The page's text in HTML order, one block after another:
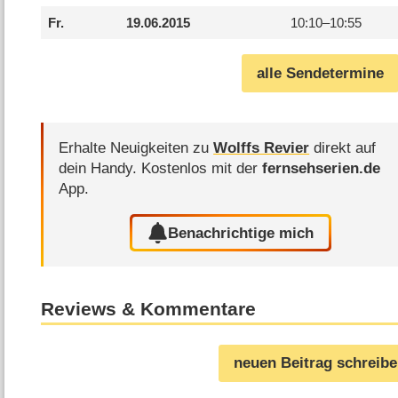
Fr. 19.06.2015 10:10–10:55
alle Sendetermine
Erhalte Neuigkeiten zuWolffs Revier direkt auf
dein Handy. Kostenlos mit derfernsehserien.de
App.
Benachrichtige mich
Reviews & Kommentare
neuen Beitrag